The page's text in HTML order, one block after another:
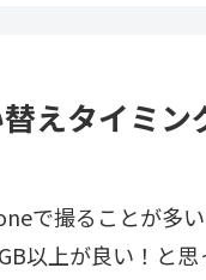
えタイミン
で撮ることが多
以上が良い！と思